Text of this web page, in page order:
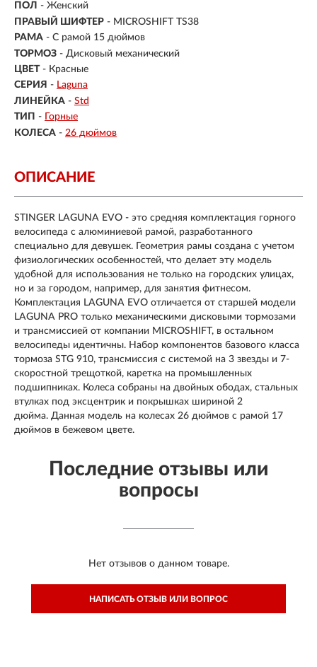
ПОЛ - Женский
ПРАВЫЙ ШИФТЕР - MICROSHIFT TS38
РАМА - С рамой 15 дюймов
ТОРМОЗ - Дисковый механический
ЦВЕТ - Красные
СЕРИЯ - Laguna
ЛИНЕЙКА - Std
ТИП - Горные
КОЛЕСА - 26 дюймов
ОПИСАНИЕ
STINGER LAGUNA EVO - это средняя комплектация горного
велосипеда с алюминиевой рамой, разработанного
специально для девушек. Геометрия рамы создана с учетом
физиологических особенностей, что делает эту модель
удобной для использования не только на городских улицах,
но и за городом, например, для занятия фитнесом.
Комплектация LAGUNA EVO отличается от старшей модели
LAGUNA PRO только механическими дисковыми тормозами
и трансмиссией от компании MICROSHIFT, в остальном
велосипеды идентичны. Набор компонентов базового класса
тормоза STG 910, трансмиссия с системой на 3 звезды и 7-
скоростной трещоткой, каретка на промышленных
подшипниках. Колеса собраны на двойных ободах, стальных
втулках под эксцентрик и покрышках шириной 2
дюйма. Данная модель на колесах 26 дюймов с рамой 17
дюймов в бежевом цвете.
Последние отзывы или
вопросы
Нет отзывов о данном товаре.
НАПИСАТЬ ОТЗЫВ ИЛИ ВОПРОС